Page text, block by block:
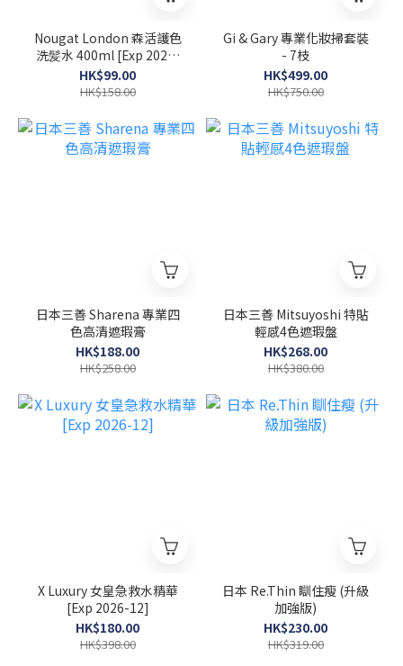
Nougat London 森活護色
洗髪水 400ml [Exp 2026-
06]
HK$99.00
HK$158.00
Gi & Gary 專業化妝掃套裝
- 7枝
HK$499.00
HK$750.00
日本三善 Sharena 專業四
色高清遮瑕膏
HK$188.00
HK$258.00
日本三善 Mitsuyoshi 特貼
輕感4色遮瑕盤
HK$268.00
HK$380.00
X Luxury 女皇急救水精華
[Exp 2026-12]
HK$180.00
HK$398.00
日本 Re.Thin 瞓住瘦 (升級
加強版)
HK$230.00
HK$319.00